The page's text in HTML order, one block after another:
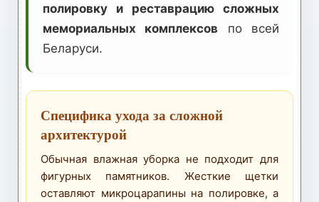
полировку и реставрацию сложных
мемориальных комплексов по всей
Беларуси.
Специфика ухода за сложной
архитектурой
Обычная влажная уборка не подходит для
фигурных памятников. Жесткие щетки
оставляют микроцарапины на полировке, а